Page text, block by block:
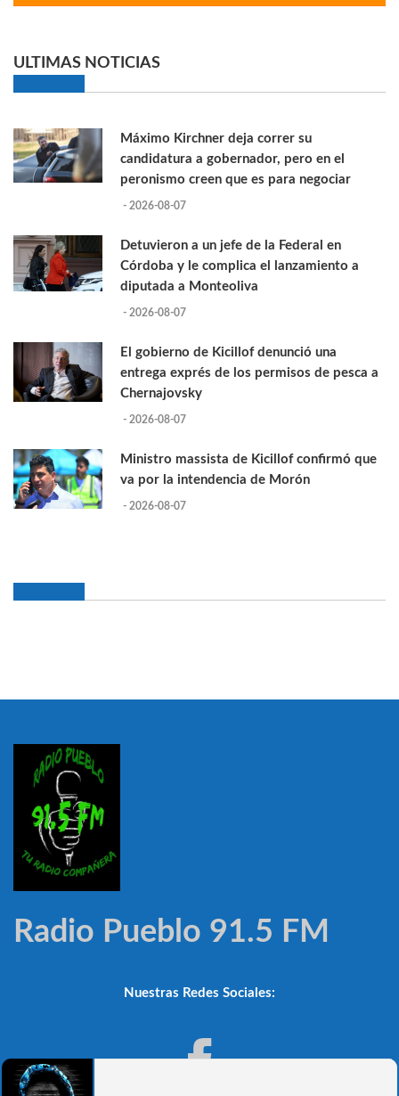
ULTIMAS NOTICIAS
Máximo Kirchner deja correr su
candidatura a gobernador, pero en el
peronismo creen que es para negociar
- 2026-08-07
Detuvieron a un jefe de la Federal en
Córdoba y le complica el lanzamiento a
diputada a Monteoliva
- 2026-08-07
El gobierno de Kicillof denunció una
entrega exprés de los permisos de pesca a
Chernajovsky
- 2026-08-07
Ministro massista de Kicillof confirmó que
va por la intendencia de Morón
- 2026-08-07
Radio Pueblo 91.5 FM
Nuestras Redes Sociales: